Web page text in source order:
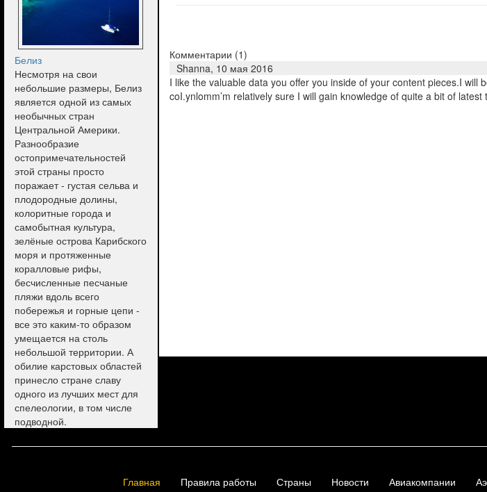
Белиз
Несмотря на свои
небольшие размеры, Белиз
является одной из самых
необычных стран
Центральной Америки.
Разнообразие
остопримечательностей
этой страны просто
поражает - густая сельва и
плодородные долины,
колоритные города и
самобытная культура,
зелёные острова Карибского
моря и протяженные
коралловые рифы,
бесчисленные песчаные
пляжи вдоль всего
побережья и горные цепи -
все это каким-то образом
умещается на столь
небольшой территории. А
обилие карстовых областей
принесло стране славу
одного из лучших мест для
спелеологии, в том числе
подводной.
Комментарии (1)
Shanna, 10 мая 2016
I like the valuable data you offer you inside of your content pieces.I
coI.ynlomm’m relatively sure I will gain knowledge of quite a bit of
Главная Правила работы Страны Новости Авиакомпании